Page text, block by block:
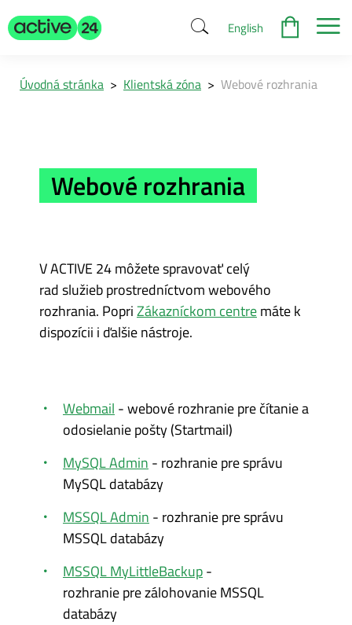
English
Úvodná stránka > Klientská zóna > Webové rozhrania
Webové rozhrania
V ACTIVE 24 môžete spravovať celý
rad služieb prostredníctvom webového
rozhrania. PopriZákazníckom centremáte k
dispozícii i ďalšie nástroje.
Webmail - webové rozhranie pre čítanie a
odosielanie pošty (Startmail)
MySQL Admin - rozhranie pre správu
MySQL databázy
MSSQL Admin - rozhranie pre správu
MSSQL databázy
MSSQL MyLittleBackup-
rozhranie pre zálohovanie MSSQL
databázy